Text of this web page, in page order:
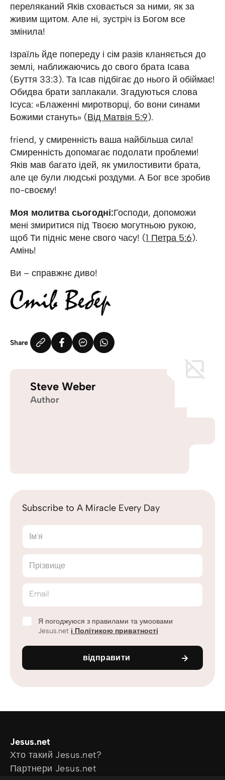
переляканий Яків сховається за ними, як за
живим щитом. Але ні, зустріч із Богом все
змінила!
Ізраїль йде попереду і сім разів кланяється до
землі, наближаючись до свого брата Ісава
(Буття 33:3). Та Ісав підбігає до нього й обіймає!
Обидва брати заплакали. Згадуються слова
Ісуса: «Блаженні миротворці, бо вони синами
Божими стануть» (Від Матвія 5:9).
friend, у смиренність ваша найбільша сила!
Смиренність допомагає подолати проблеми!
Яків мав багато ідей, як умилостивити брата,
але це були людські роздуми. А Бог все зробив
по-своєму!
Моя молитва сьогодні:Господи, допоможи
мені змиритися під Твоєю могутньою рукою,
щоб Ти підніс мене свого часу! (1 Петра 5:6).
Амінь!
Ви – справжнє диво!
Share
Steve Weber
Author
Subscribe to A Miracle Every Day
Ім'я
Прізвище
Email
Я погоджуюся з правилами та умоовами
Jesus.net і Політикою приватності
відправити
Jesus.net
Хто такий Jesus.net?
Партнери Jesus.net